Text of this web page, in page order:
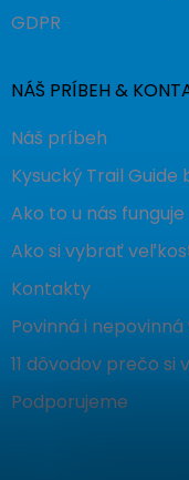
GDPR
NÁŠ PRÍBEH &
Náš príbeh
Kysucký Trail Guide
Ako to u nás funguje
Ako si vybrať
Kontakty
Povinná i
11 dôvodov prečo si
Podporujeme